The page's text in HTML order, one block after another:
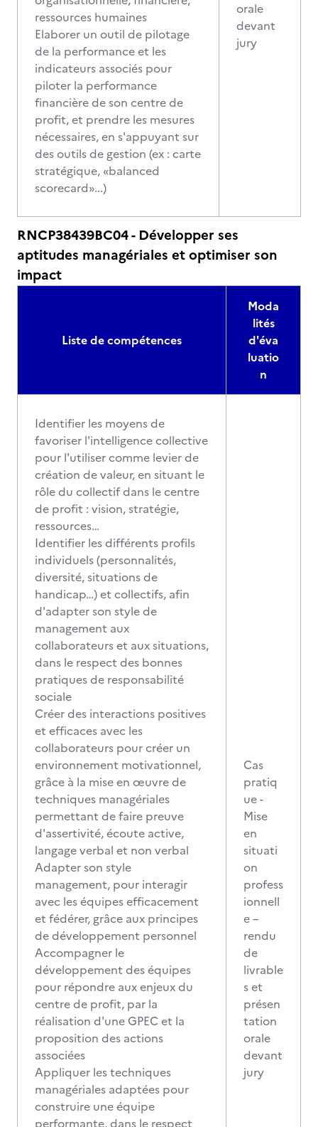
ressources humaines
Elaborer un outil de pilotage
de la performance et les
indicateurs associés pour
piloter la performance
financière de son centre de
profit, et prendre les mesures
nécessaires, en s'appuyant sur
des outils de gestion (ex : carte
stratégique, «balanced
scorecard»...)
orale
devant
jury
RNCP38439BC04 - Développer ses
aptitudes managériales et optimiser son
impact
Liste de compétences
Moda
lités
d'éva
luatio
n
Identifier les moyens de
favoriser l'intelligence collective
pour l'utiliser comme levier de
création de valeur, en situant le
rôle du collectif dans le centre
de profit : vision, stratégie,
ressources…
Identifier les différents profils
individuels (personnalités,
diversité, situations de
handicap…) et collectifs, afin
d'adapter son style de
management aux
collaborateurs et aux situations,
dans le respect des bonnes
pratiques de responsabilité
sociale
Créer des interactions positives
et efficaces avec les
collaborateurs pour créer un
environnement motivationnel,
grâce à la mise en œuvre de
techniques managériales
permettant de faire preuve
d'assertivité, écoute active,
langage verbal et non verbal
Adapter son style
management, pour interagir
avec les équipes efficacement
et fédérer, grâce aux principes
de développement personnel
Accompagner le
développement des équipes
pour répondre aux enjeux du
centre de profit, par la
réalisation d'une GPEC et la
proposition des actions
associées
Appliquer les techniques
managériales adaptées pour
construire une équipe
performante, dans le respect
Cas
pratiq
ue -
Mise
en
situati
on
profess
ionnell
e –
rendu
de
livrable
s et
présen
tation
orale
devant
jury